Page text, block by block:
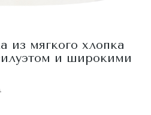
из мягкого хлопка
и широкими